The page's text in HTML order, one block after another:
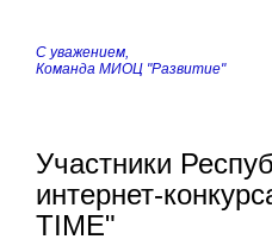
С уважением,
Команда МИОЦ "Развитие"
Участники
интернет-
TIME"